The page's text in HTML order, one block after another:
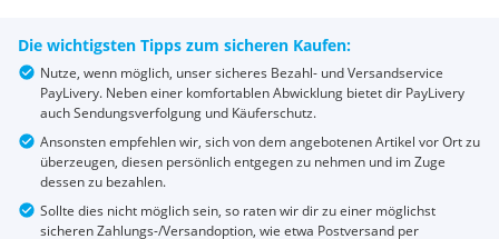
Die wichtigsten Tipps zum sicheren Kaufen:
Nutze, wenn möglich, unser sicheres Bezahl- und Versandservice
PayLivery. Neben einer komfortablen Abwicklung bietet dir PayLivery
auch Sendungsverfolgung und Käuferschutz.
Ansonsten empfehlen wir, sich von dem angebotenen Artikel vor Ort zu
überzeugen, diesen persönlich entgegen zu nehmen und im Zuge
dessen zu bezahlen.
Sollte dies nicht möglich sein, so raten wir dir zu einer möglichst
sicheren Zahlungs-/Versandoption, wie etwa Postversand per